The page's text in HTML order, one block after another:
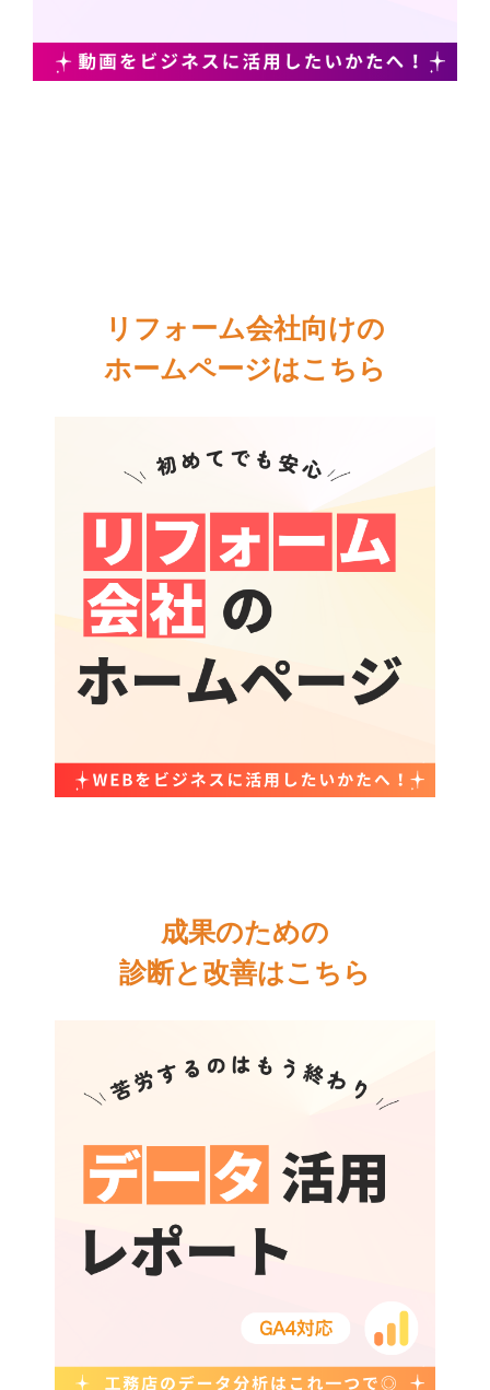
リフォーム会社向けの
ホームページはこちら
成果のための
診断と改善はこちら